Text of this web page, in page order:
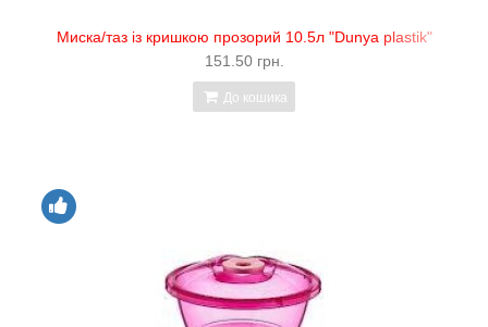
Миска/таз із кришкою прозорий 10.5л "Dunya plastik"
151.50 грн.
До кошика